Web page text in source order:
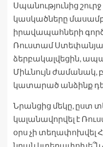
Սպանությունից
կասկածները
իրավապահների
Ռուստամ
ձերբակալվեցին,
Միևնույն ժամանակ,
կատարած անձինք
Նրանցից մեկը, ըստ
կալանավորվել է
օրս չի տեղափոխվել